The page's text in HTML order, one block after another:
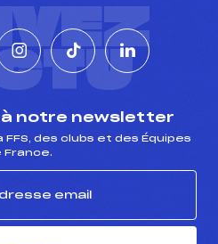
notre newsletter
des clubs et des Équipes
France.